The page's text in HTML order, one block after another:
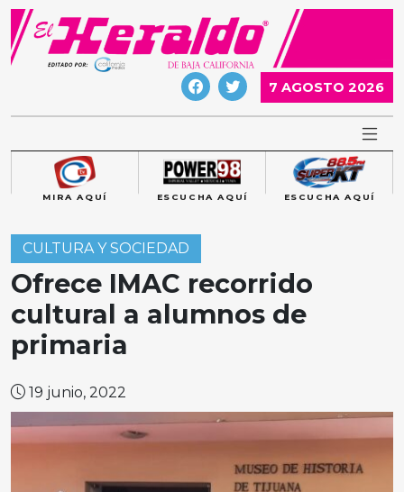
Skip
content
7 AGOSTO 2026
MIRA AQUÍ ESCUCHA AQUÍ ESCUCHA AQUÍ
CULTURA Y SOCIEDAD
Ofrece IMAC recorrido
cultural a alumnos de
primaria
19 junio, 2022